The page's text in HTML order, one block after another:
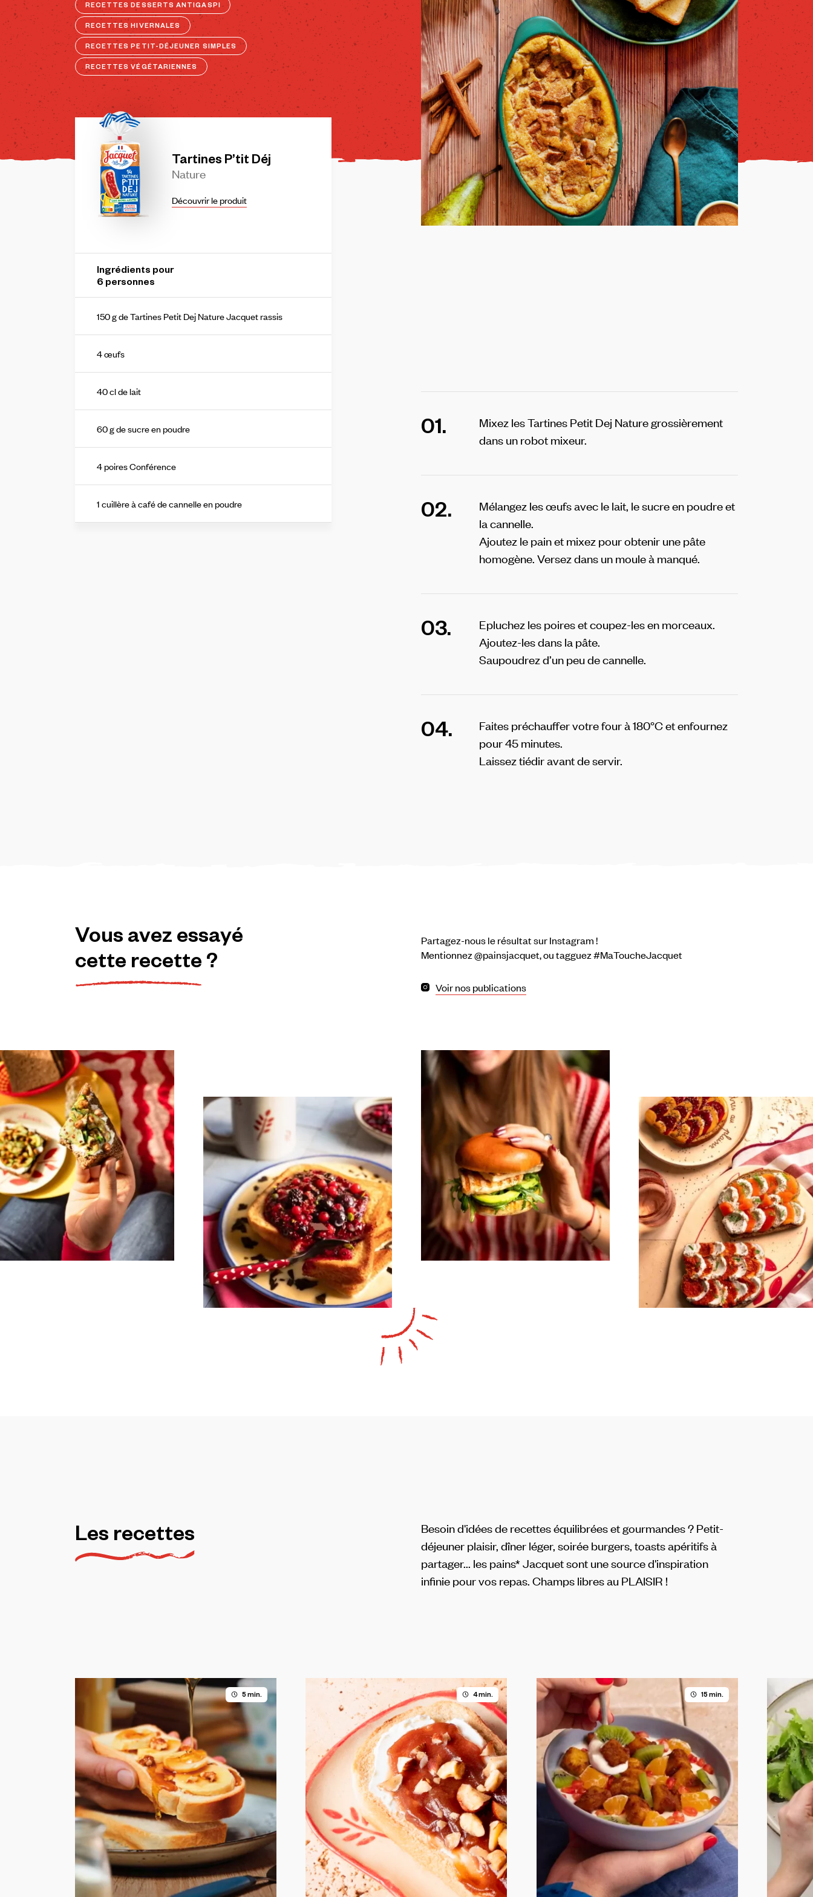
RECETTES DESSERTS ANTIGASPI
RECETTES HIVERNALES
RECETTES PETIT-DÉJEUNER SIMPLES
RECETTES VÉGÉTARIENNES
Tartines P’tit Déj
Nature
Découvrir le produit
Ingrédients pour
6 personnes
150 g de Tartines Petit Dej Nature Jacquet rassis
4 œufs
40 cl de lait
60 g de sucre en poudre
4 poires Conférence
1 cuillère à café de cannelle en poudre
01.
Mixez les Tartines Petit Dej Nature grossièrement
dans un robot mixeur.
02.
Mélangez les œufs avec le lait, le sucre en poudre et
la cannelle.
Ajoutez le pain et mixez pour obtenir une pâte
homogène. Versez dans un moule à manqué.
03.
Epluchez les poires et coupez-les en morceaux.
Ajoutez-les dans la pâte.
Saupoudrez d’un peu de cannelle.
04.
Faites préchauffer votre four à 180°C et enfournez
pour 45 minutes.
Laissez tiédir avant de servir.
Vous avez essayé
cette recette ?
Partagez-nous le résultat sur Instagram !
Mentionnez @painsjacquet, ou tagguez #MaToucheJacquet
Voir nos publications
Les recettes
Besoin d'idées de recettes équilibrées et gourmandes ? Petit-
déjeuner plaisir, dîner léger, soirée burgers, toasts apéritifs à
partager... les pains* Jacquet sont une source d'inspiration
infinie pour vos repas. Champs libres au PLAISIR !
5 min. 4 min. 15 min.